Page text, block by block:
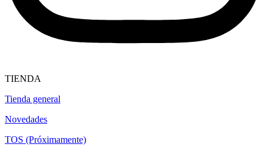
TIENDA
Tienda general
Novedades
TOS (Próximamente)